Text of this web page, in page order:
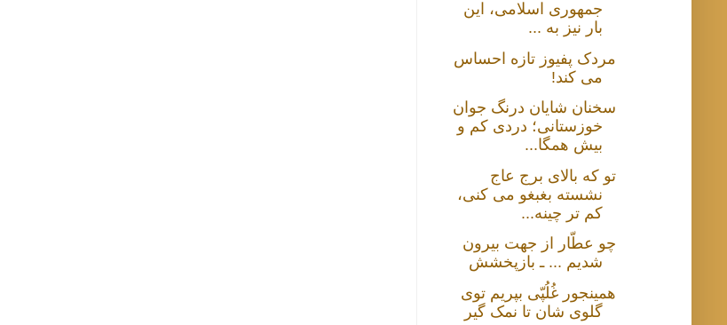
جمهوری اسلامی، این
بار نیز به ...
مردک پفیوز تازه احساس
می کند!
سخنان شایان درنگ جوان
خوزستانی؛ دردی کم و
بیش همگا...
تو که بالای برج عاج
نشسته بغبغو می کنی،
کم تر چینه...
چو عطّار از جهت بیرون
شدیم ... ـ بازپخشش
همینجور غُلُپّی بپریم توی
گلوی شان تا نمک گیر